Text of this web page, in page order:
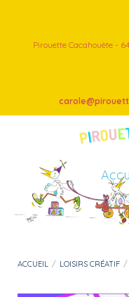
Pirouette Cacahouète -
ACCUEIL / LOISIRS CRÉATIF /